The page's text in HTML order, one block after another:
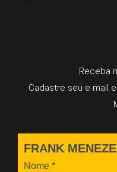
Receba
Cadastre seu e-mail
FRANK
Nome *